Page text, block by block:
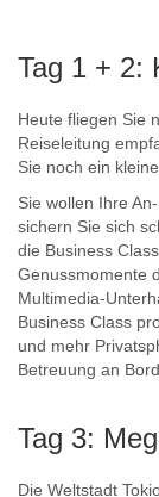
Tag 1 + 2:
Heute fliegen Sie
Reiseleitung
Sie noch ein
Sie wollen Ihre
sichern Sie sich
die Business
Genussmomente
Multimedia-
Business Class
und mehr
Betreuung an Bord.
Tag 3:
Die Weltstadt